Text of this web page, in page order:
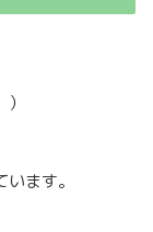
ます。